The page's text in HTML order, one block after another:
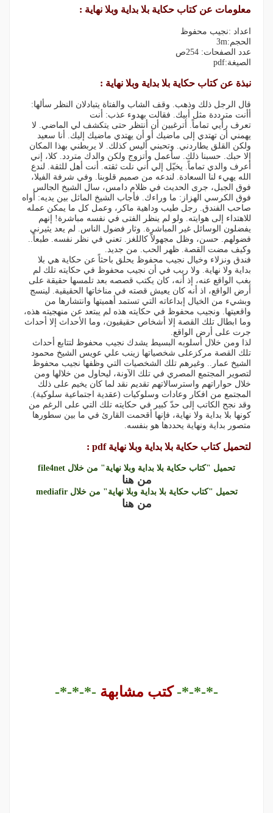
معلومات عن كتاب حكاية بلا بداية وبلا نهاية :
اعداد :نجيب محفوظ
الحجم:3m
عدد الصفحات: 254ص
الصيغة:pdf
نبذة عن كتاب حكاية بلا بداية وبلا نهاية :
قال الرجل ذلك وذهب. وقف الشاب والفتاة يتبادلان النظر سألها:
أأنت مترددة مثل أبيك. فقالت بهدوء عذب: أنت
تعرف رأيي تماماً. أترغبين أن أنتظر حتى يتكشف لي الماضي. لا
يهمني أن تهتدي إلى ماضيك أو أن يهتدي ماضيك إليك. أنا سعيد
ولكن القلق يطاردني. وتحبني أليس كذلك. لا يربطني بهذا المكان
إلا حبك. حسبنا ذلك. سأعمل وأتزوج ولكن والدك متردد. كلا، إني
أعرف والدي تماماً. يخيّل إلي أني نلت ثقته. أنت أهل للثقة. لندع
الله يهيء لنا السعادة. لندعه من صميم قلوبنا. وفي شرفة الفيلا،
فوق الجبل، جرى الحديث في ظلام دامس، سال الشيخ الجالس
فوق الكرسي الهزاز: ما وراءك. فأجاب الشيخ الماثل بين يديه: أواه
صاحب الفندق. رجل طيب وداهية ماكر، وعمل كل ما يمكن عمله
للاهتداء إلى هوايته. ولو لم ينظر الفتى في نفسه مباشرة! إنهم
يفضلون الوسائل غير المباشرة. وثار فضول الناس. لم يعد يثيرني
فضولهم. حسن، وظل مجهولاً كاللغز. تعني في نظر نفسه. طبعاً..
وكيف مضت القصة. ظهر الحب. من جديد.
فندق ونزلاء وخيال نجيب محفوظ يحلق باحثاً عن حكاية هي بلا
بداية ولا نهاية. ولا ريب في أن نجيب محفوظ في حكايته تلك لم
يغب الواقع عنه، إذ أنه، كان يكتب قصصه بعد تلمسها حقيقة على
أرض الواقع، اذ أنه كان يعيش قصته في مناخاتها الحقيقية. لينسج
وبشيء من الخيال إبداعاته التي تستمد أهميتها وانتشارها من
واقعيتها. ونجيب محفوظ في حكايته هذه لم يبتعد عن منهجيته هذه،
وما ابطال تلك القصة إلا أشخاص حقيقيون، وما الأحداث إلا أحداث
جرت على أرض الواقع.
لذا ومن خلال أسلوبه البسيط يشدك نجيب محفوظ لتتابع أحداث
تلك القصة مركزعلى شخصياتها زينب علي عويس الشيخ محمود
الشيخ عمار.. وغيرهم تلك الشخصيات التي وظفها نجيب محفوظ
لتصوير المجتمع المصري في تلك الآونة، ليحاول من خلالها ومن
خلال حواراتهم واسترسالاتهم تقديم نقد لما كان يخيم على ذلك
المجتمع من افكار وعادات وسلوكيات (عقدية اجتماعية سلوكية).
وقد نجح الكاتب إلى حدّ كبير في حكايته تلك التي على الرغم من
كونها بلا بداية ولا نهاية، فإنها أقحمت القارئ في ما بين سطورها
متصور بداية ونهاية يحددها هو بنفسه.
لتحميل كتاب حكاية بلا بداية وبلا نهاية pdf :
تحميل "كتاب حكاية بلا بداية وبلا نهاية" من خلال file4net
من هنا
تحميل "كتاب حكاية بلا بداية وبلا نهاية" من خلال mediafir
من هنا
-*-*-*- كتب مشابهة -*-*-*-